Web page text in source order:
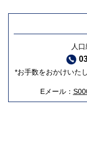
人
*お手数をおかけいた
Eメール：